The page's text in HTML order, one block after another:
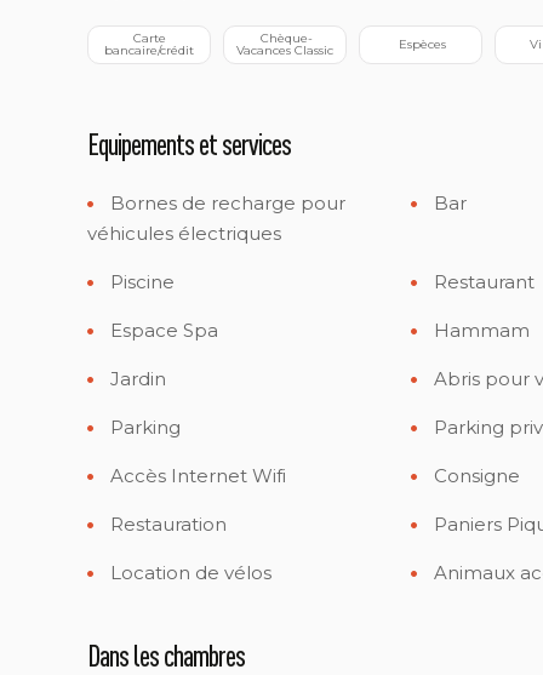
bancaire/crédit Vacances Classic Espèces
Equipements et services
Bornes de recharge pour
véhicules électriques
Bar
Piscine Restaurant
Espace Spa Hammam
Jardin Abris pour
Parking Parking
Accès Internet Wifi Consigne
Restauration Paniers
Location de vélos Animaux
Dans les chambres